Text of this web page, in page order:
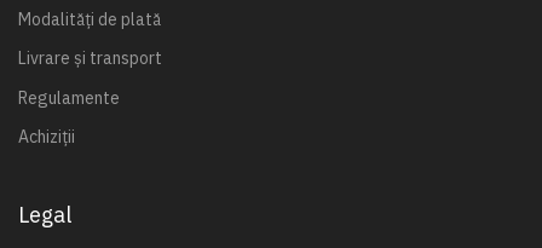
Modalități de plată
Livrare și transport
Regulamente
Achiziții
Legal